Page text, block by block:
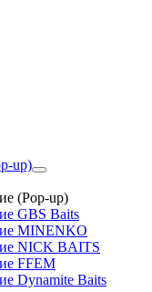
up)
(Pop-up)
GBS Baits
MINENKO
NICK BAITS
FFEM
Dynamite Baits